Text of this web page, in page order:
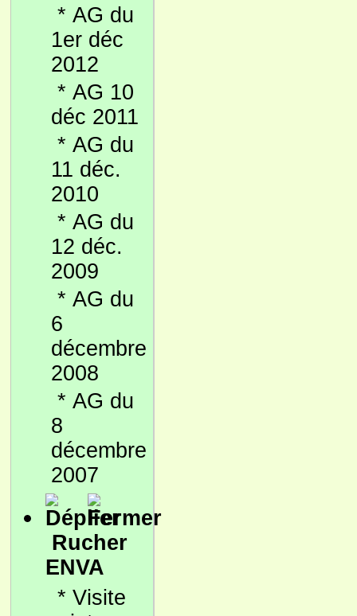
* AG du
1er déc
2012
* AG 10
déc 2011
* AG du
11 déc.
2010
* AG du
12 déc.
2009
* AG du
6
décembre
2008
* AG du
8
décembre
2007
Rucher
ENVA
* Visite